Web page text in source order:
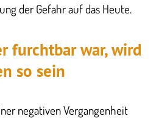
der Gefahr auf das Heute.
furchtbar war, wird
so sein
negativen Vergangenheit